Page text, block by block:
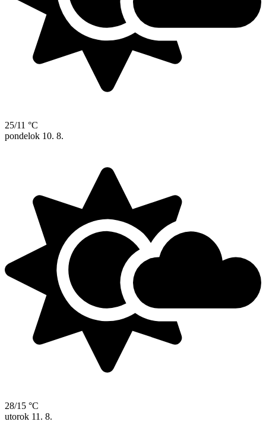
25/11 °C
pondelok 10. 8.
28/15 °C
utorok 11. 8.